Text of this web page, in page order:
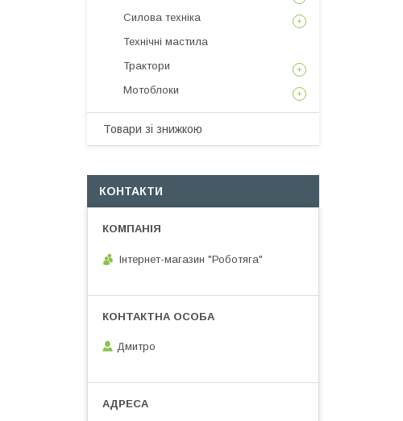
Силова техніка
Технічні мастила
Трактори
Мотоблоки
Товари зі знижкою
КОНТАКТИ
Інтернет-магазин "Роботяга"
Дмитро